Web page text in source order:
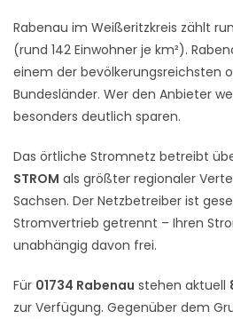
Rabenau im Weißeritzkreis zählt
(rund 142 Einwohner je km²).
einem der bevölkerungsreichsten
Bundesländer. Wer den Anbieter
besonders deutlich sparen.
Das örtliche Stromnetz betreibt
STROM als größter regionaler
Sachsen. Der Netzbetreiber ist
Stromvertrieb getrennt – Ihren
unabhängig davon frei.
Für 01734 Rabenau stehen aktuell
zur Verfügung. Gegenüber dem